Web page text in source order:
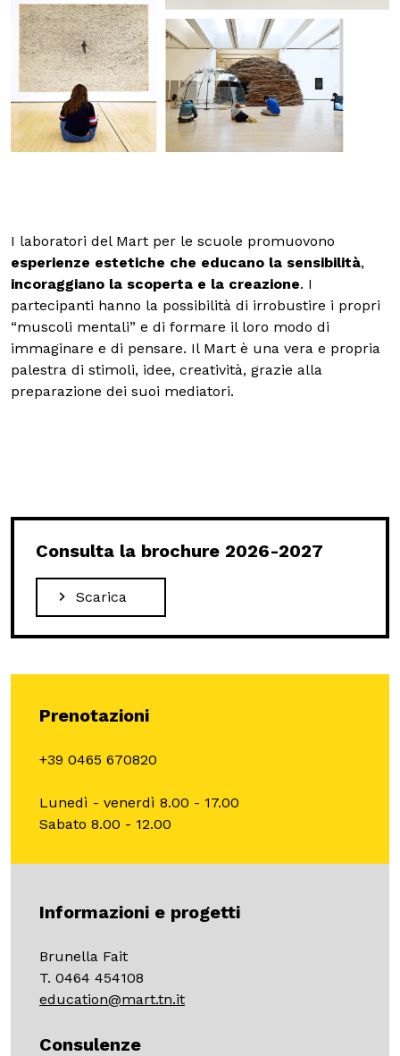
MOSTRE ED EVENTI
OPERE E ARCHIVI
IL MART
Stampa
Aziende
Famiglie
I laboratori del Mart per le scuole promuovono
esperienze estetiche che educano la sensibilità,
incoraggiano la scoperta e la creazione. I
partecipanti hanno la possibilità di irrobustire i propri
“muscoli mentali” e di formare il loro modo di
immaginare e di pensare. Il Mart è una vera e propria
palestra di stimoli, idee, creatività, grazie alla
preparazione dei suoi mediatori.
Consulta la brochure 2026-2027
Scarica
Prenotazioni
+39 0465 670820
Lunedì - venerdì 8.00 - 17.00
Sabato 8.00 - 12.00
Informazioni e progetti
Brunella Fait
T. 0464 454108
education@mart.tn.it
Consulenze